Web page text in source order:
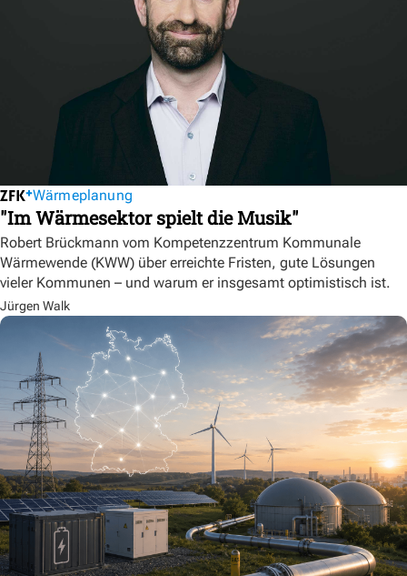
Wärmeplanung
"Im Wärmesektor spielt die Musik"
Robert Brückmann vom Kompetenzzentrum Kommunale
Wärmewende (KWW) über erreichte Fristen, gute Lösungen
vieler Kommunen – und warum er insgesamt optimistisch ist.
Jürgen Walk